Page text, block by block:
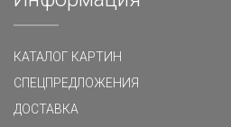
КАТАЛОГ КАРТИН
СПЕЦПРЕДЛОЖЕНИЯ
ДОСТАВКА